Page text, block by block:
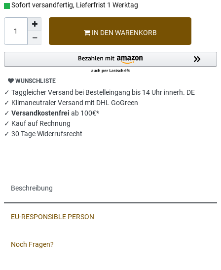
Sofort versandfertig, Lieferfrist 1 Werktag
IN DEN WARENKORB
WUNSCHLISTE
✓ Taggleicher Versand bei Bestelleingang bis 14 Uhr innerh. DE
✓ Klimaneutraler Versand mit DHL GoGreen
✓ Versandkostenfrei ab 100€*
✓ Kauf auf Rechnung
✓ 30 Tage Widerrufsrecht
Beschreibung
EU-RESPONSIBLE PERSON
Noch Fragen?